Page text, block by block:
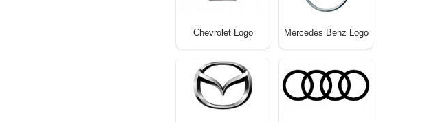
Chevrolet Logo Mercedes Benz Logo